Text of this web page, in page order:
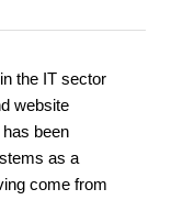
the IT sector
website
been
as a
come from